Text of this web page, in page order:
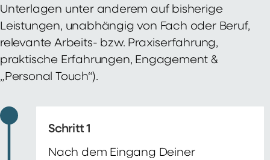
Unterlagen unter anderem auf bisherige
Leistungen, unabhängig von Fach oder Beruf,
relevante Arbeits- bzw. Praxiserfahrung,
praktische Erfahrungen, Engagement &
„Personal Touch“).
Schritt 1
Nach dem Eingang Deiner